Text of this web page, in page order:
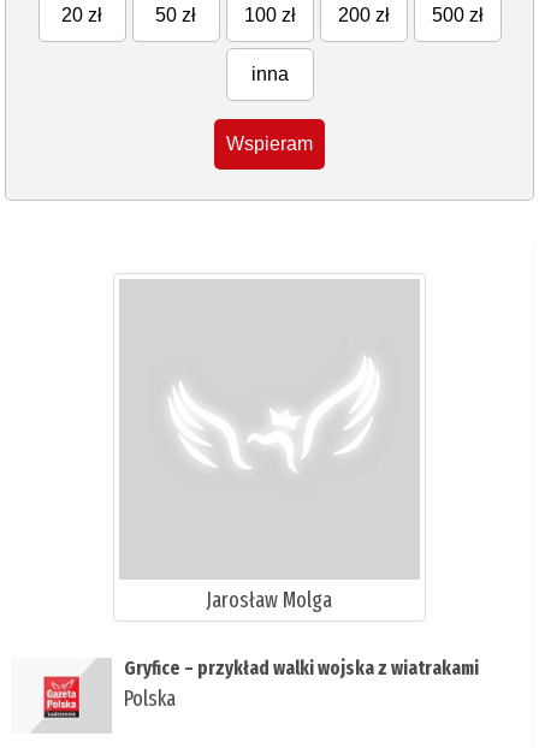
20 zł 50 zł 100 zł 200 zł 500 zł
inna
Wspieram
Jarosław Molga
Gryfice – przykład walki wojska z wiatrakami
Polska